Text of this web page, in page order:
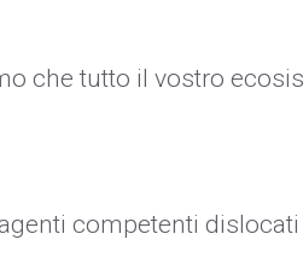
che tutto il vostro
competenti